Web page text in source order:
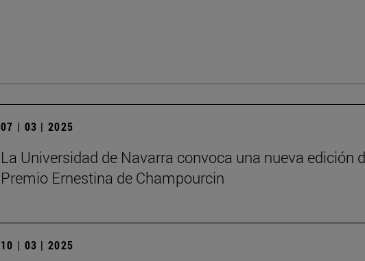
07 | 03 | 2025
La Universidad de Navarra convoca una nueva edición
Premio Ernestina de Champourcin
10 | 03 | 2025